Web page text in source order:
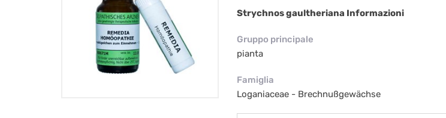
Strychnos gaultheriana Informazioni
Gruppo principale
pianta
Famiglia
Loganiaceae - Brechnußgewächse